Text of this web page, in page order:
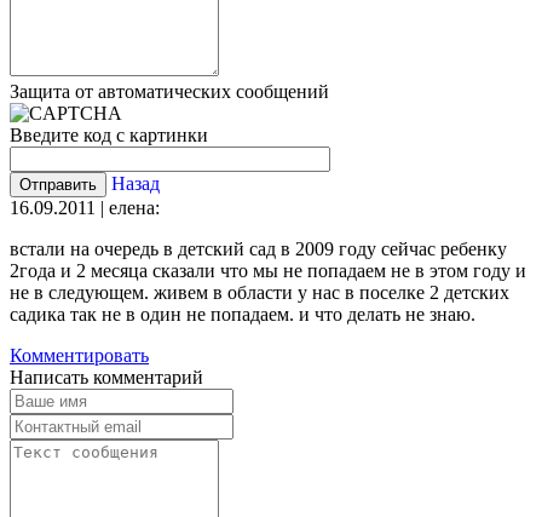
Защита от автоматических сообщений
Введите код с картинки
Назад
16.09.2011 | елена:
встали на очередь в детский сад в 2009 году сейчас ребенку
2года и 2 месяца сказали что мы не попадаем не в этом году и
не в следующем. живем в области у нас в поселке 2 детских
садика так не в один не попадаем. и что делать не знаю.
Комментировать
Написать комментарий